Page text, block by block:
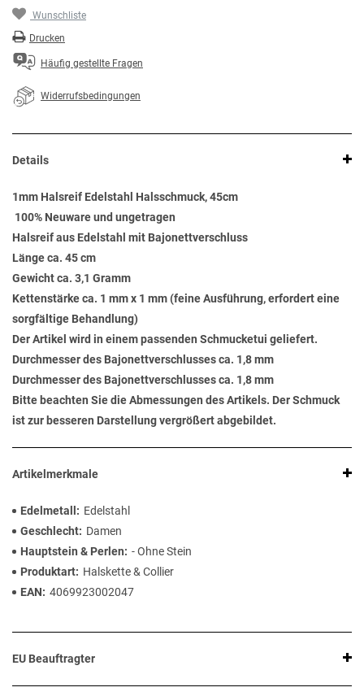
Wunschliste
Drucken
Häufig gestellte Fragen
Widerrufsbedingungen
Details
1mm Halsreif Edelstahl Halsschmuck, 45cm
100% Neuware und ungetragen
Halsreif aus Edelstahl mit Bajonettverschluss
Länge ca. 45 cm
Gewicht ca. 3,1 Gramm
Kettenstärke ca. 1 mm x 1 mm (feine Ausführung, erfordert eine
sorgfältige Behandlung)
Der Artikel wird in einem passenden Schmucketui geliefert.
Durchmesser des Bajonettverschlusses ca. 1,8 mm
Durchmesser des Bajonettverschlusses ca. 1,8 mm
Bitte beachten Sie die Abmessungen des Artikels. Der Schmuck
ist zur besseren Darstellung vergrößert abgebildet.
Artikelmerkmale
Edelmetall
Edelstahl
Geschlecht
Damen
Hauptstein & Perlen
- Ohne Stein
Produktart
Halskette & Collier
EAN
4069923002047
EU Beauftragter